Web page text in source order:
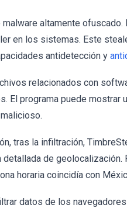
altamente
en los sistemas. Este
antidetección y
relacionados con
El programa puede mostrar
tras la infiltración,
de
horaria coincidía con
datos de los